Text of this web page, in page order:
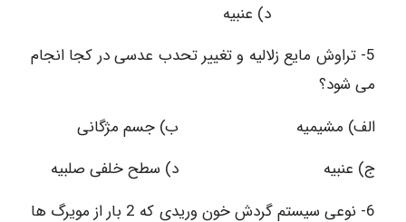
د) عنبیه
5- تراوش مایع زلالیه و تغییر تحدب عدسی در کجا انجام
می شود؟
الف) مشیمیه ب) جسم مژگانی
ج) عنبیه د) سطح خلفی صلبیه
6- نوعی سیستم گردش خون وریدی که 2 بار از مویرگ ها